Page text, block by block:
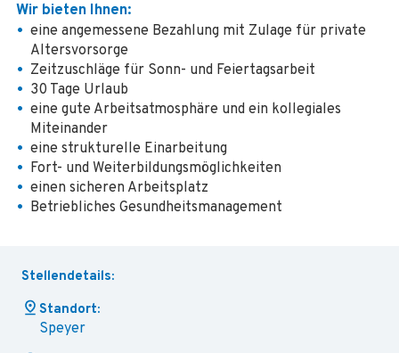
Wir bieten Ihnen:
eine angemessene Bezahlung mit Zulage für private
Altersvorsorge
Zeitzuschläge für Sonn- und Feiertagsarbeit
30 Tage Urlaub
eine gute Arbeitsatmosphäre und ein kollegiales
Miteinander
eine strukturelle Einarbeitung
Fort- und Weiterbildungsmöglichkeiten
einen sicheren Arbeitsplatz
Betriebliches Gesundheitsmanagement
Stellendetails:
Standort:
Speyer